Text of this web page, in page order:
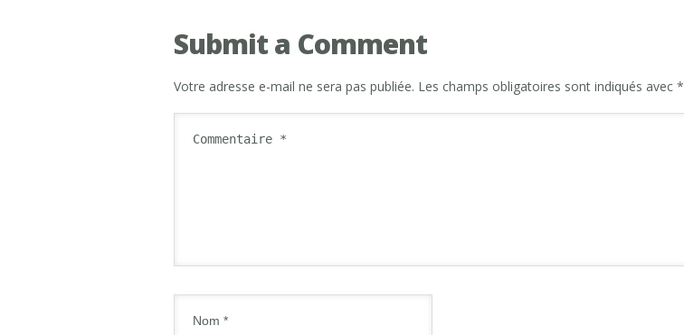
Submit a Comment
Votre adresse e-mail ne sera pas publiée. Les champs obligatoires sont indiqués avec *